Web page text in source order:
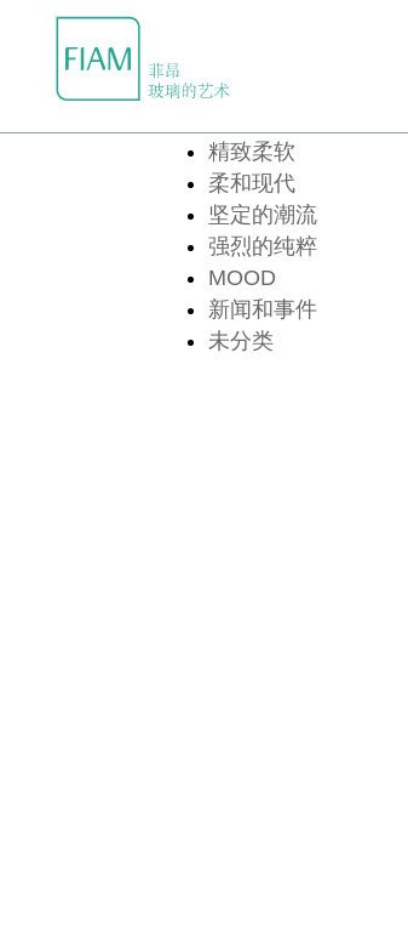
精致柔软
柔和现代
坚定的潮流
强烈的纯粹
MOOD
新闻和事件
未分类